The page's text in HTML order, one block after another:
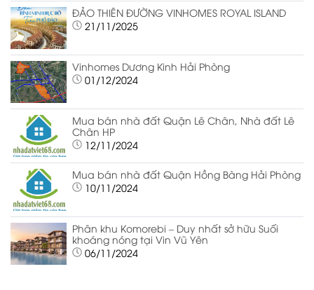
ĐẢO THIÊN ĐƯỜNG VINHOMES ROYAL ISLAND
21/11/2025
Vinhomes Dương Kinh Hải Phòng
01/12/2024
Mua bán nhà đất Quận Lê Chân, Nhà đất Lê
Chân HP
12/11/2024
Mua bán nhà đất Quận Hồng Bàng Hải Phòng
10/11/2024
Phân khu Komorebi – Duy nhất sở hữu Suối
khoáng nóng tại Vin Vũ Yên
06/11/2024